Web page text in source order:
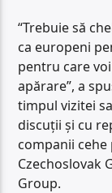
“Trebuie să
ca europeni
pentru care
apărare”, a
timpul vizitei
discuţii şi cu
companii
Czechoslovak
Group.